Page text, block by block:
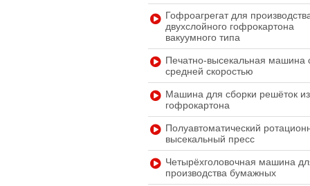
Гофроагрегат для
двухслойного гофрокартона
вакуумного типа
Печатно-высекальная машина
средней скоростью
Машина для сборки решёток из
гофрокартона
Полуавтоматический
высекальный пресс
Четырёхголовочная машина
производства бумажных